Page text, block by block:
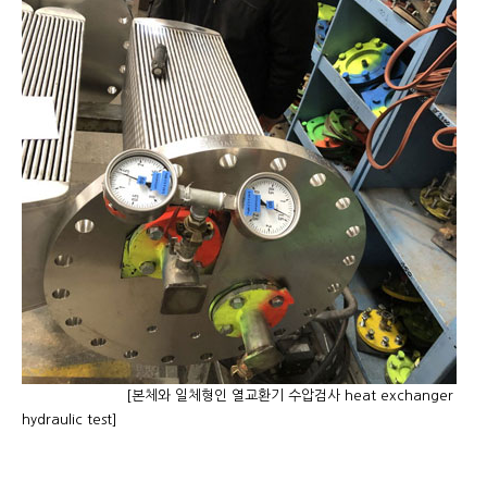
[본체와 일체형인 열교환기 수압검사 heat exchanger
hydraulic test]